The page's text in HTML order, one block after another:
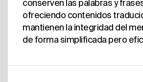
conserven las palabras y
ofreciendo contenidos
mantienen la integridad del
de forma simplificada pero